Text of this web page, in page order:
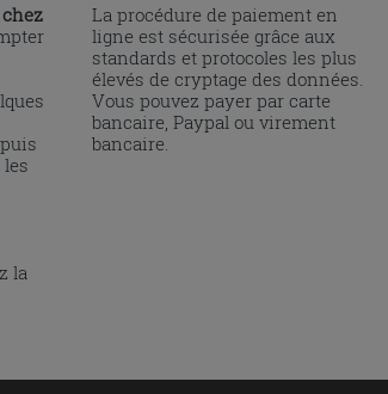
la
La procédure de paiement en
ligne est sécurisée grâce aux
standards et protocoles les plus
élevés de cryptage des données.
Vous pouvez payer par carte
bancaire, Paypal ou virement
bancaire.